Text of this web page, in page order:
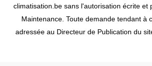
climatisation.be sans l'autorisation écrite et
Maintenance. Toute demande tendant à
adressée au Directeur de Publication du